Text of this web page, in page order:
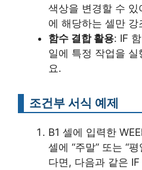
색상을 변경할 수
에 해당하는 셀만
함수 결합 활용: IF
일에 특정 작업을
요.
조건부 서식 예제
B1 셀에 입력한
셀에 “주말” 또는 “
다면, 다음과 같은